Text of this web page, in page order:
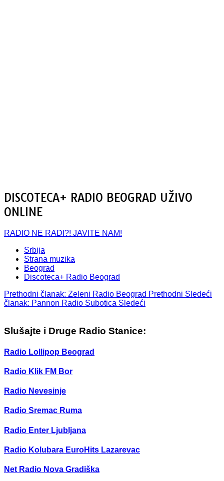
DISCOTECA+ RADIO BEOGRAD UŽIVO
ONLINE
RADIO NE RADI?! JAVITE NAM!
Srbija
Strana muzika
Beograd
Discoteca+ Radio Beograd
Prethodni članak: Zeleni Radio Beograd Prethodni Sledeći
članak: Pannon Radio Subotica Sledeći
Slušajte i Druge Radio Stanice:
Radio Lollipop Beograd
Radio Klik FM Bor
Radio Nevesinje
Radio Sremac Ruma
Radio Enter Ljubljana
Radio Kolubara EuroHits Lazarevac
Net Radio Nova Gradiška